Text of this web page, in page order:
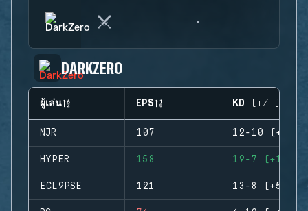
DARKZERO
ผู้เล่น EPS KD (+/-)
NJR 107 12-10 (+2)
HYPER 158 19-7 (+12)
ECL9PSE 121 13-8 (+5)